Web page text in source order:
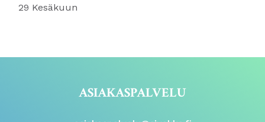
29 Kesäkuun
ASIAKASPALVELU